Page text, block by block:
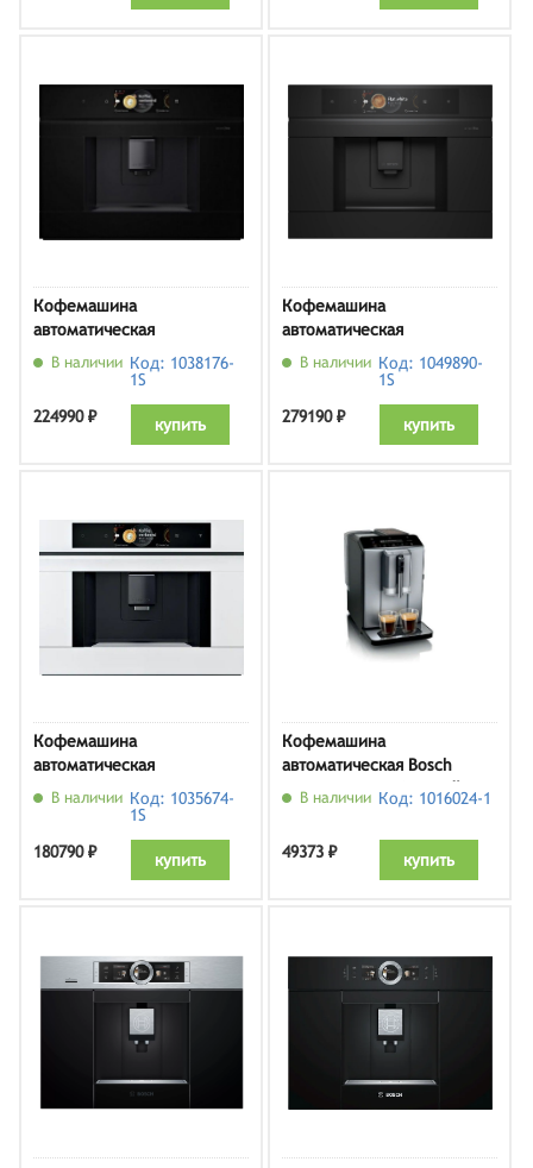
Кофемашина
автоматическая
встраиваемая Bosch
CTL9181B0, черный
В наличии Код: 1038176-
1S
224990 ₽
купить
Кофемашина
автоматическая
встраиваемая Bosch
CTL9181M0, матовый
В наличии Код: 1049890-
1S
279190 ₽
купить
Кофемашина
автоматическая
встраиваемая Bosch
CTL7181W0, белый
В наличии Код: 1035674-
1S
180790 ₽
купить
Кофемашина
автоматическая Bosch
TIE20504, серебристый/
В наличии Код: 1016024-1
49373 ₽ купить